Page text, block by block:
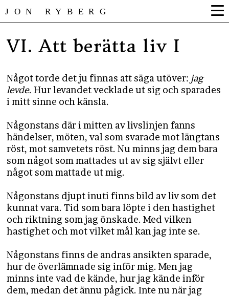
JON RYBERG
VI. Att berätta liv I
Något torde det ju finnas att säga utöver: jag
levde. Hur levandet vecklade ut sig och sparades
i mitt sinne och känsla.
Någonstans där i mitten av livslinjen fanns
händelser, möten, val som svarade mot längtans
röst, mot samvetets röst. Nu minns jag dem bara
som något som mattades ut av sig självt eller
något som mattade ut mig.
Någonstans djupt inuti finns bild av liv som det
kunnat vara. Tid som bara löpte i den hastighet
och riktning som jag önskade. Med vilken
hastighet och mot vilket mål kan jag inte se.
Någonstans finns de andras ansikten sparade,
hur de överlämnade sig inför mig. Men jag
minns inte vad de kände, hur jag kände inför
dem, medan det ännu pågick. Inte nu när jag